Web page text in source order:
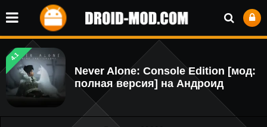
4.1
Never Alone: Console Edition [мод:
полная версия] на Андроид